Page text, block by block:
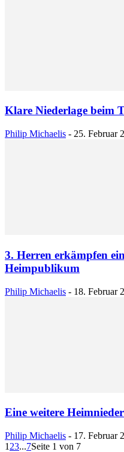
Klare Niederlage beim
Philip Michaelis - 25. Februar
3. Herren erkämpfen
Heimpublikum
Philip Michaelis - 18. Februar
Eine weitere
Philip Michaelis - 17. Februar
1 23...7Seite 1 von 7